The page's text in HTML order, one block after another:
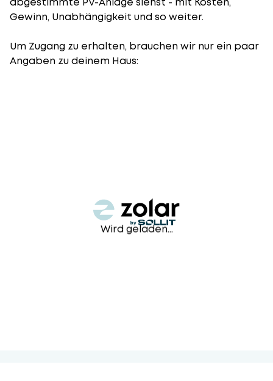
Gewinn, Unabhängigkeit und so weiter.
Um Zugang zu erhalten, brauchen wir nur ein paar
Angaben zu deinem Haus:
Wird geladen...